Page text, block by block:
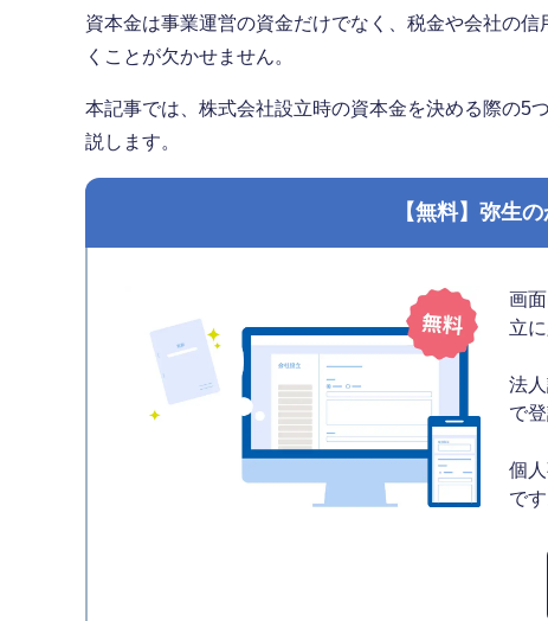
資本金は事業運営の資金だけでなく、税金や会社の
くことが欠かせません。
本記事では、株式会社設立時の資本金を決める際の5
説します。
【無料】弥生
画
立
法
で
個
です